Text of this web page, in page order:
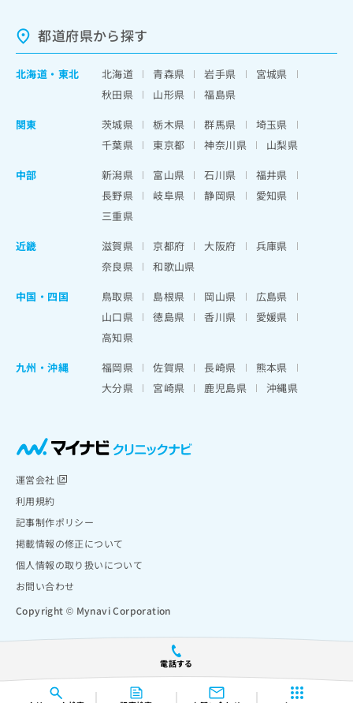
電話する
都道府県から探す
北海道 ・ 東北 北海道 青森県 岩手県
宮城県
秋田県
山形県
福島県
関東
茨城県 栃木県 群馬県
埼玉県
千葉県
東京都 神奈川県
山梨県
中部
新潟県 富山県 石川県
福井県
長野県
岐阜県 静岡県
愛知県
三重県
近畿
滋賀県 京都府 大阪府
兵庫県
奈良県
和歌山県
中国・四国
鳥取県 島根県 岡山県
広島県
山口県
徳島県 香川県
愛媛県
高知県
九州・沖縄
福岡県 佐賀県 長崎県
熊本県
大分県
宮崎県 鹿児島県 沖縄県
運営会社
利用規約
記事制作ポリシー
掲載情報の修正について
個人情報の取り扱いについて
お問い合わせ
Copyright © Mynavi Corporation